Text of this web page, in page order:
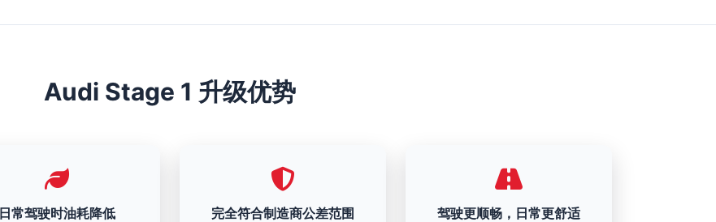
Audi Stage 1 升级优势
日常驾驶时油耗降低 完全符合制造商公差范围 驾驶更顺畅，日常更舒适